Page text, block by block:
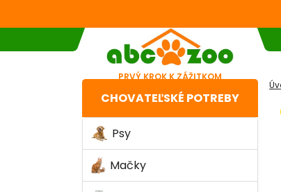
PRVÝ KROK K ZÁŽITKOM
CHOVATEĽSKÉ POTREBY
Psy
Mačky